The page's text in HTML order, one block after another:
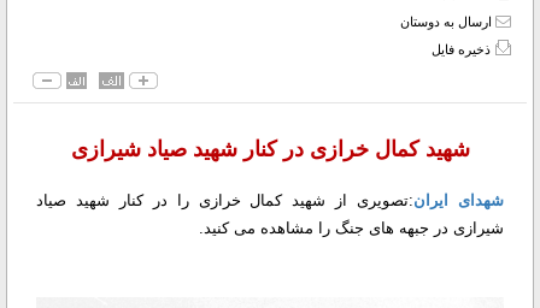
ارسال به دوستان
ذخیره فایل
شهید کمال خرازی در کنار شهید صیاد شیرازی
شهدای ایران:تصویری از شهید کمال خرازی را در کنار شهید صیاد
شیرازی در جبهه های جنگ را مشاهده می کنید.